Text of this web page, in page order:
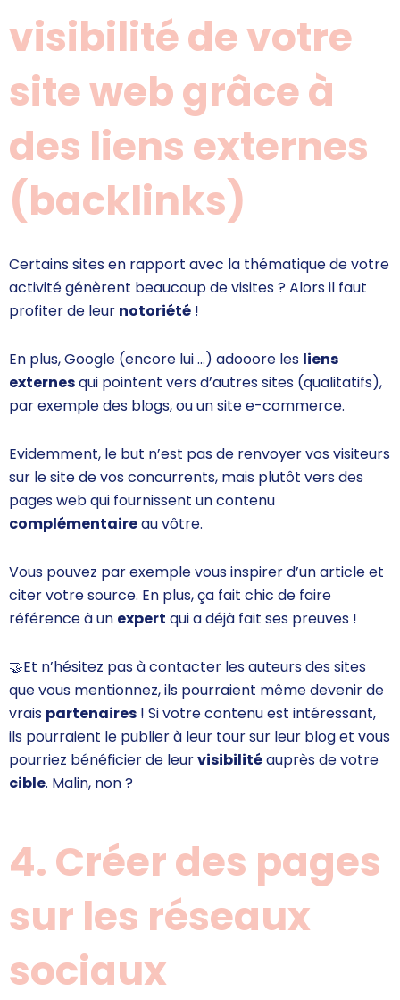
visibilité de votre
site web grâce à
des liens externes
(backlinks)
Certains sites en rapport avec la thématique de votre
activité génèrent beaucoup de visites ? Alors il faut
profiter de leur notoriété !
En plus, Google (encore lui …) adooore les liens
externesqui pointent vers d’autres sites (qualitatifs),
par exemple des blogs, ou un site e-commerce.
Evidemment, le but n’est pas de renvoyer vos visiteurs
sur le site de vos concurrents, mais plutôt vers des
pages web qui fournissent un contenu
complémentaireau vôtre.
Vous pouvez par exemple vous inspirer d’un article et
citer votre source. En plus, ça fait chic de faire
référence à un expert qui a déjà fait ses preuves !
🤝Et n’hésitez pas à contacter les auteurs des sites
que vous mentionnez, ils pourraient même devenir de
vrais partenaires ! Si votre contenu est intéressant,
ils pourraient le publier à leur tour sur leur blog et vous
pourriez bénéficier de leurvisibilitéauprès de votre
cible. Malin, non ?
4. Créer des pages
sur les réseaux
sociaux